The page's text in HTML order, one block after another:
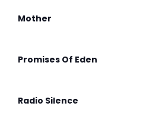
Mother
Promises Of Eden
Radio Silence